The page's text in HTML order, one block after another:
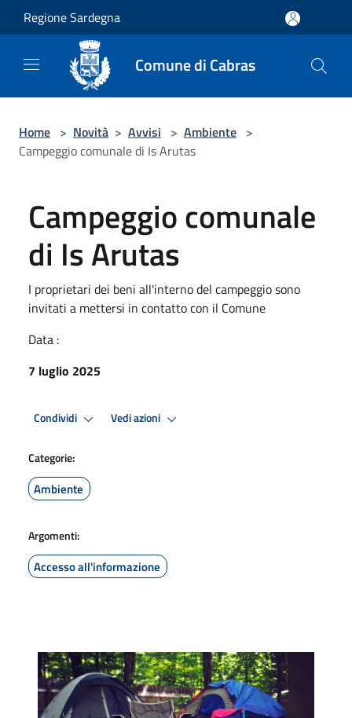
Salta al contenuto principale
Regione Sardegna
Comune di Cabras
Home > Novità > Avvisi > Ambiente >
Campeggio comunale di Is Arutas
Campeggio comunale
di Is Arutas
I proprietari dei beni all'interno del campeggio sono
invitati a mettersi in contatto con il Comune
Data :
7 luglio 2025
Condividi Vedi azioni
Categorie:
Ambiente
Argomenti:
Accesso all'informazione